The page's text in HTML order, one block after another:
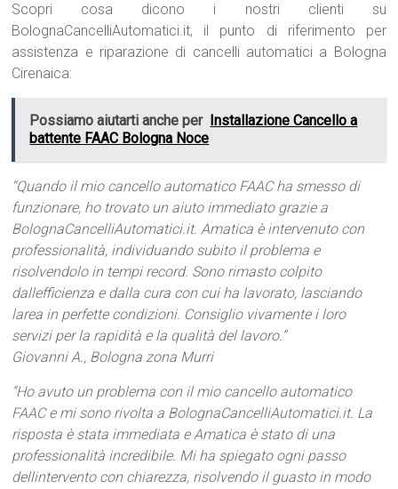
Scopri cosa dicono i nostri clienti su
BolognaCancelliAutomatici.it, il punto di riferimento per
assistenza e riparazione di cancelli automatici a Bologna
Cirenaica:
Possiamo aiutarti anche per Installazione Cancello a
battente FAAC Bologna Noce
“Quando il mio cancello automatico FAAC ha smesso di
funzionare, ho trovato un aiuto immediato grazie a
BolognaCancelliAutomatici.it. Amatica è intervenuto con
professionalità, individuando subito il problema e
risolvendolo in tempi record. Sono rimasto colpito
dallefficienza e dalla cura con cui ha lavorato, lasciando
larea in perfette condizioni. Consiglio vivamente i loro
servizi per la rapidità e la qualità del lavoro.”
Giovanni A., Bologna zona Murri
“Ho avuto un problema con il mio cancello automatico
FAAC e mi sono rivolta a BolognaCancelliAutomatici.it. La
risposta è stata immediata e Amatica è stato di una
professionalità incredibile. Mi ha spiegato ogni passo
dellintervento con chiarezza, risolvendo il guasto in modo